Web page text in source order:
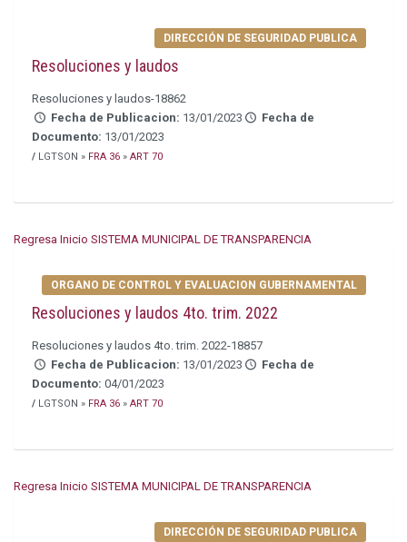
DIRECCIÓN DE SEGURIDAD PUBLICA
Resoluciones y laudos
Resoluciones y laudos-18862
Fecha de Publicacion: 13/01/2023
Fecha de
Documento: 13/01/2023
/ LGTSON » FRA 36 » ART 70
Regresa Inicio SISTEMA MUNICIPAL DE TRANSPARENCIA
ORGANO DE CONTROL Y EVALUACION GUBERNAMENTAL
Resoluciones y laudos 4to. trim. 2022
Resoluciones y laudos 4to. trim. 2022-18857
Fecha de Publicacion: 13/01/2023
Fecha de
Documento: 04/01/2023
/ LGTSON » FRA 36 » ART 70
Regresa Inicio SISTEMA MUNICIPAL DE TRANSPARENCIA
DIRECCIÓN DE SEGURIDAD PUBLICA